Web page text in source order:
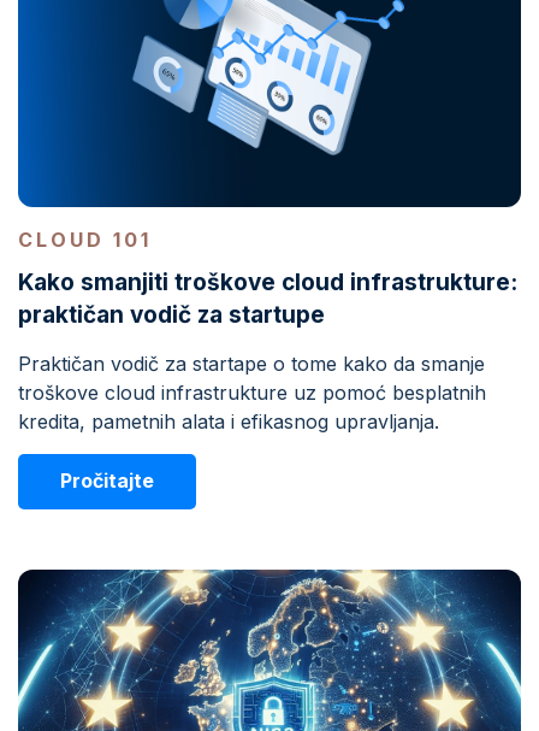
CLOUD 101
Kako smanjiti troškove cloud infrastrukture:
praktičan vodič za startupe
Praktičan vodič za startape o tome kako da smanje
troškove cloud infrastrukture uz pomoć besplatnih
kredita, pametnih alata i efikasnog upravljanja.
Pročitajte